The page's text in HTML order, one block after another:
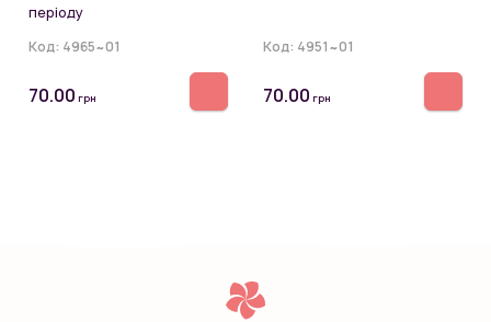
періоду
Код: 4965~01
70.00 грн
Код: 4951~01
70.00 грн